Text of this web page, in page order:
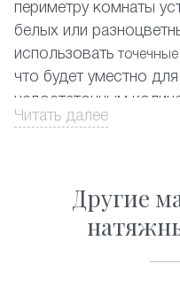
периметру комнаты
белых или
использовать
что будет уместно
недостаточным
Оформите заказ на
кратчайшие сроки
Читать далее
Другие